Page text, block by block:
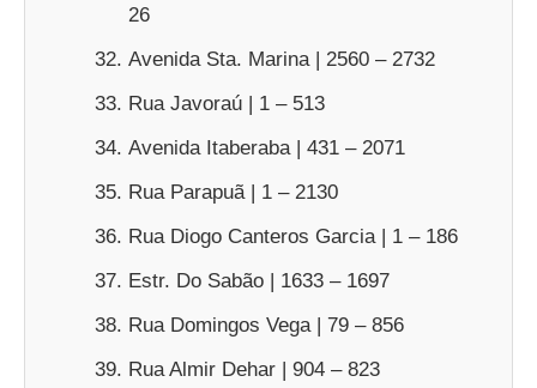
26
Avenida Sta. Marina | 2560 – 2732
Rua Javoraú | 1 – 513
Avenida Itaberaba | 431 – 2071
Rua Parapuã | 1 – 2130
Rua Diogo Canteros Garcia | 1 – 186
Estr. Do Sabão | 1633 – 1697
Rua Domingos Vega | 79 – 856
Rua Almir Dehar | 904 – 823